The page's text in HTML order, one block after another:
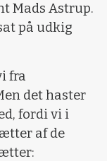
Mads Astrup.
på udkig
fra
det haster
fordi vi i
af de